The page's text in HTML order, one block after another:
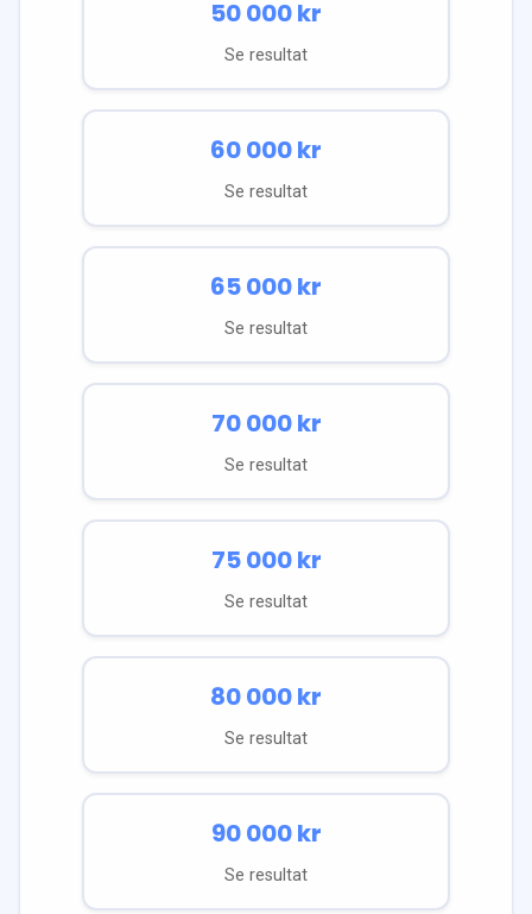
50 000kr
Se resultat
60 000kr
Se resultat
65 000kr
Se resultat
70 000kr
Se resultat
75 000kr
Se resultat
80 000kr
Se resultat
90 000kr
Se resultat